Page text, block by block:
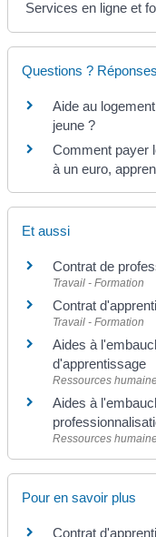
Services en ligne et
Questions ?
Aide au
jeune ?
Comment payer
à un euro,
Et aussi
Contrat de
Travail - Formation
Contrat
Travail - Formation
Aides à
d'apprentissage
Ressources
Aides à
Ressources
Pour en savoir plus
Contrat